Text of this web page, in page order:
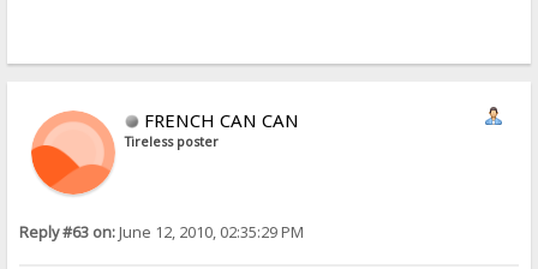
FRENCH CAN CAN
Tireless poster
Reply #63 on:June 12, 2010, 02:35:29 PM